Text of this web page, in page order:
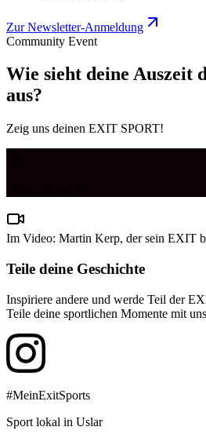
Zur Newsletter-Anmeldung
Community Event
Wie sieht deine Auszeit
aus?
Zeig uns deinen EXIT SPORT!
Im Video: Martin Kerp, der sein EXIT
Teile deine Geschichte
Inspiriere andere und werde Teil der
Teile deine sportlichen Momente mit
#MeinExitSports
Sport lokal in Uslar